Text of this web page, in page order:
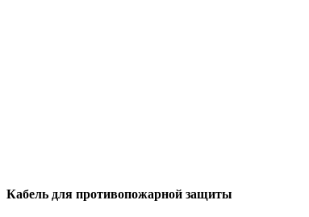
Кабель для противопожарной защиты